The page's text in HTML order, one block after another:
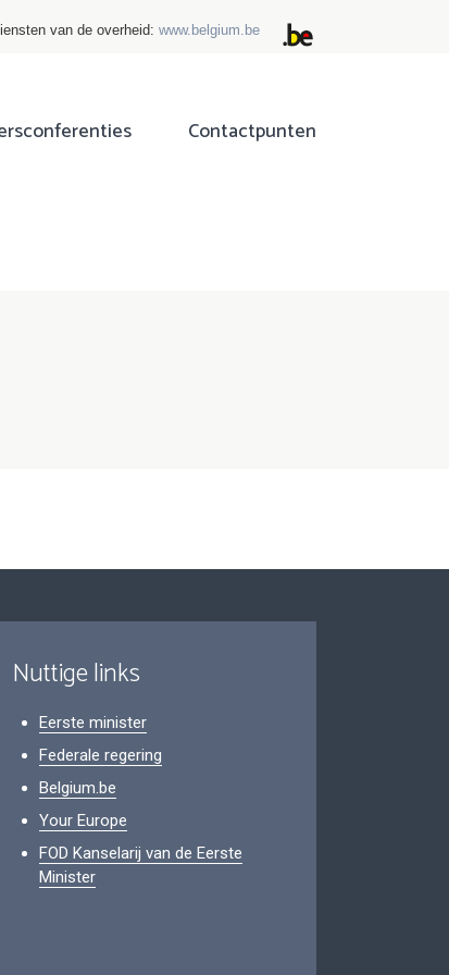
van de overheid: www.belgium.be
Contactpunten
Nuttige links
Eerste minister
Federale regering
Belgium.be
Your Europe
FOD Kanselarij van de Eerste
Minister